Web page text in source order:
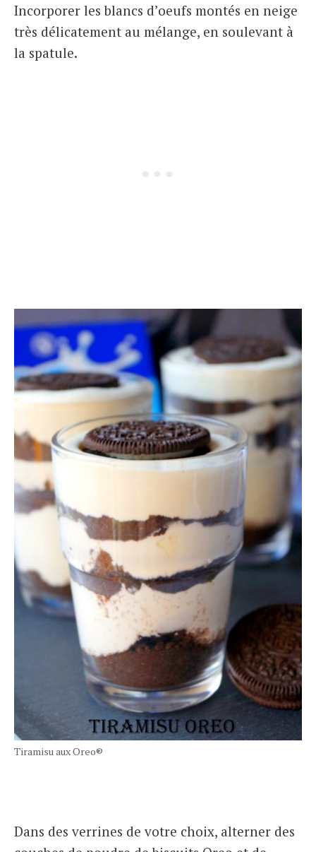
Incorporer les blancs d’oeufs montés en neige
très délicatement au mélange, en soulevant à
la spatule.
Tiramisu aux Oreo®
Dans des verrines de votre choix, alterner des